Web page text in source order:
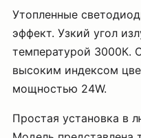
Утопленные
эффект. Узкий угол
температурой 3000К.
высоким индексом
мощностью 24W.
Простая установка в